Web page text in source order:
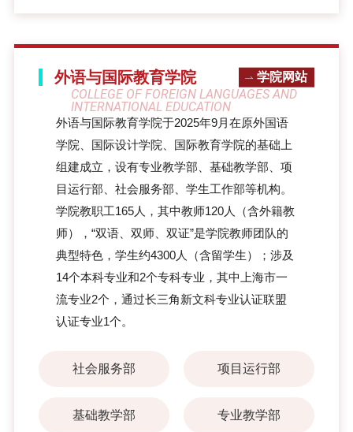
外语与国际教育学院
COLLEGE OF FOREIGN LANGUAGES AND
INTERNATIONAL EDUCATION
学院网站
外语与国际教育学院于2025年9月在原外国语
学院、国际设计学院、国际教育学院的基础上
组建成立，设有专业教学部、基础教学部、项
目运行部、社会服务部、学生工作部等机构。
学院教职工165人，其中教师120人（含外籍教
师），“双语、双师、双证”是学院教师团队的
典型特色，学生约4300人（含留学生）；涉及
14个本科专业和2个专科专业，其中上海市一
流专业2个，通过长三角新文科专业认证联盟
认证专业1个。
社会服务部 项目运行部
基础教学部 专业教学部